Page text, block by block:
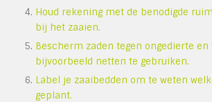
Houd rekening met de benodigde
bij het zaaien.
Bescherm zaden tegen ongedierte en
bijvoorbeeld netten te gebruiken.
Label je zaaibedden om te weten
geplant.